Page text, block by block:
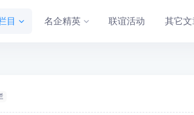
目 名企精英 联谊活动 其它文